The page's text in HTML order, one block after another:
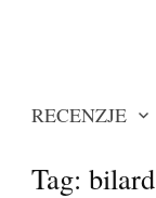
RECENZJE
Tag: bilard